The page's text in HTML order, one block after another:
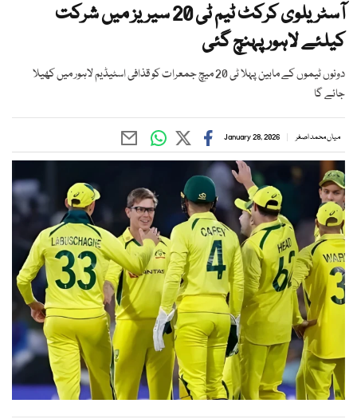
آسٹریلوی کرکٹ ٹیم ٹی 20 سیریز میں شرکت
کیلئے لاہور پہنچ گئی
دونوں ٹیموں کے مابین پہلا ٹی 20 میچ جمعرات کو قذافی اسٹیڈیم لاہور میں کھیلا
جائے گا
میاں محمد اصغر January 28, 2026